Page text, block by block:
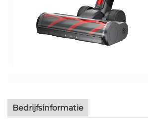
Bedrijfsinformatie